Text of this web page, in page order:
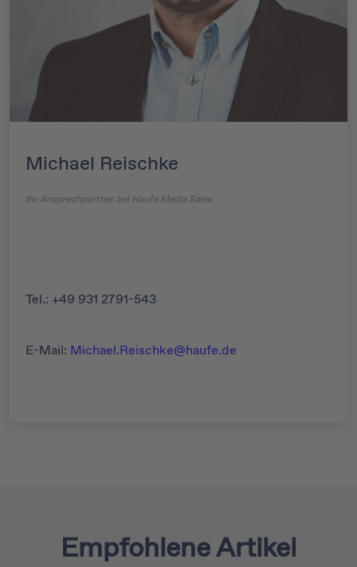
Michael Reischke
Ihr Ansprechpartner bei Haufe Media Sales
Tel.: +49 931 2791-543
E-Mail: Michael.Reischke@haufe.de
Empfohlene Artikel